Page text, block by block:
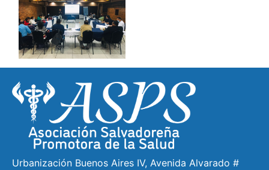
Urbanización Buenos Aires IV, Avenida Alvarado #